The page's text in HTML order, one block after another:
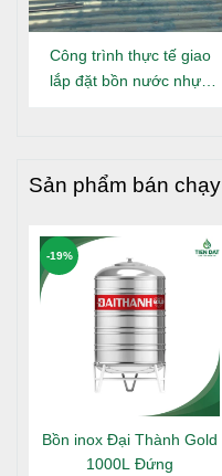
Công trình thực tế giao
lắp đặt bồn nước nhựa
Sản phẩm bán chạy
Bồn inox Đại Thành Gold
1000L Đứng
-19%